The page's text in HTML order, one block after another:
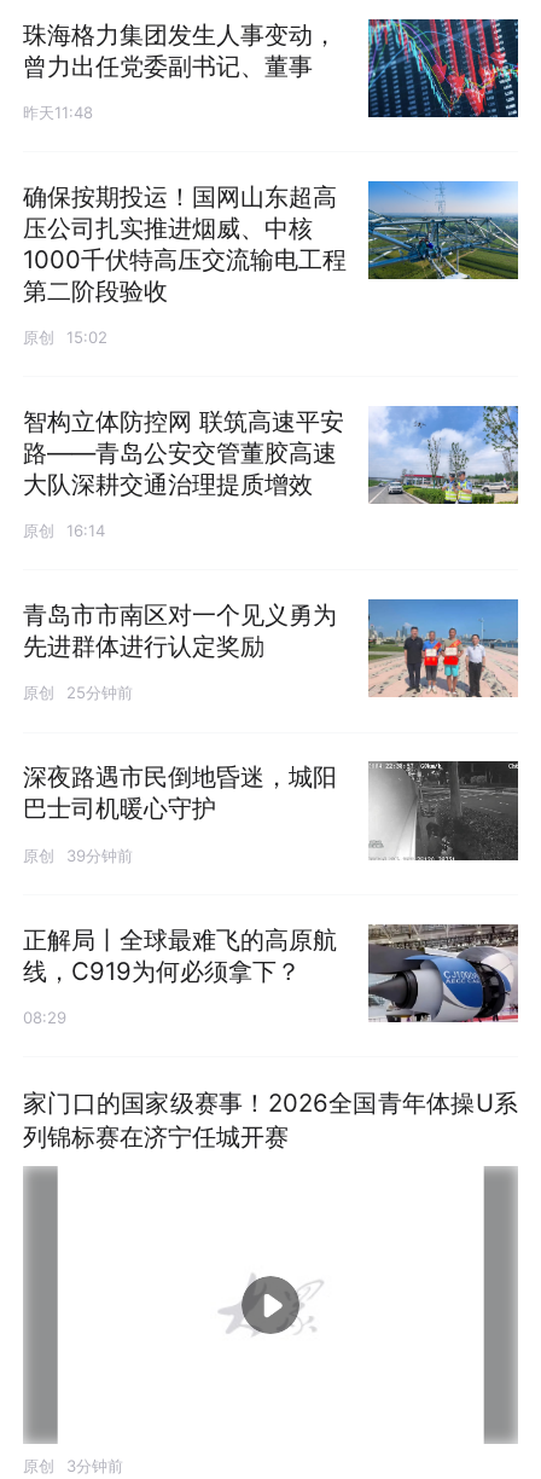
珠海格力集团发生人事变动，
曾力出任党委副书记、董事
昨天11:48
确保按期投运！国网山东超高
压公司扎实推进烟威、中核
1000千伏特高压交流输电工程
第二阶段验收
原创 15:02
智构立体防控网 联筑高速平安
路——青岛公安交管董胶高速
大队深耕交通治理提质增效
原创 16:14
青岛市市南区对一个见义勇为
先进群体进行认定奖励
原创 25分钟前
深夜路遇市民倒地昏迷，城阳
巴士司机暖心守护
原创 39分钟前
正解局丨全球最难飞的高原航
线，C919为何必须拿下？
08:29
家门口的国家级赛事！2026全国青年体操U系
列锦标赛在济宁任城开赛
原创 3分钟前